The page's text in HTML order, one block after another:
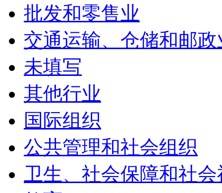
批发和零售业
交通运输、仓储和邮政
未填写
其他行业
国际组织
公共管理和社会组织
卫生、社会保障和社